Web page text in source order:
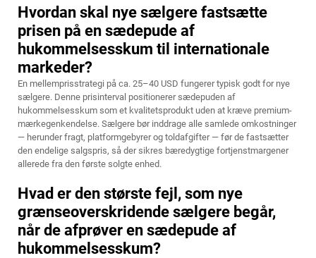
Hvordan skal nye sælgere fastsætte
prisen på en sædepude af
hukommelsesskum til internationale
markeder?
En mellemprisstrategi på ca. 25–40 USD fungerer typisk godt for nye
sælgere. Denne prisinterval positionerer sædepuden af
hukommelsesskum som et kvalitetsprodukt uden at kræve premium-
mærkegenkendelse. Sælgere bør inddrage alle samlede omkostninger
— herunder fragt, platformgebyrer og toldafgifter — før de fastsætter
den endelige salgspris, så der sikres bæredygtige fortjenstmargener
allerede fra den første solgte enhed.
Hvad er den største fejl, som nye
grænseoverskridende sælgere begår,
når de afprøver en sædepude af
hukommelsesskum?